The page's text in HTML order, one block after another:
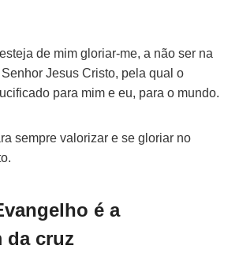
de mim gloriar-me, a não ser na
Jesus Cristo, pela qual o
para mim e eu, para o mundo.
sempre valorizar e se gloriar no
é a
da cruz